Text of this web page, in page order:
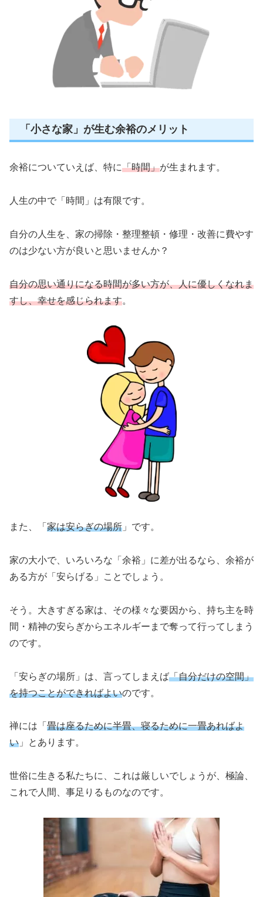
「小さな家」が生む余裕のメリット
余裕についていえば、特に「時間」が生まれます。
人生の中で「時間」は有限です。
自分の人生を、家の掃除・整理整頓・修理・改善に費やす
のは少ない方が良いと思いませんか？
自分の思い通りになる時間が多い方が、人に優しくなれま
すし、幸せを感じられます。
また、「 家は安らぎの場所 」です。
家の大小で、いろいろな「余裕」に差が出るなら、余裕が
ある方が「安らげる」ことでしょう。
そう。大きすぎる家は、その様々な要因から、持ち主を時
間・精神の安らぎからエネルギーまで奪って行ってしまう
のです。
「安らぎの場所」は、言ってしまえば「自分だけの空間」
を持つことができればよいのです。
禅には「 畳は座るために半畳、寝るために一畳あればよ
い 」とあります。
世俗に生きる私たちに、これは厳しいでしょうが、極論、
これで人間、事足りるものなのです。